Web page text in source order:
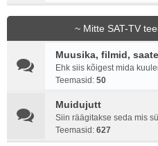
~ Mitte SAT-TV
Muusika, filmid,
Ehk siis kõigest mida
Teemasid: 50
Muidujutt
Siin räägitakse seda mis
Teemasid: 627